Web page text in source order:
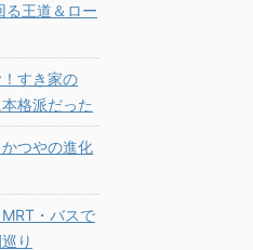
る王道＆ロー
すき家の
格派だった
つやの進化
・バスで
り